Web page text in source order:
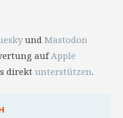
und Mastodon
aufApple
direkt unterstützen.